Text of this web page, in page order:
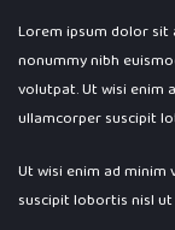
Lorem ipsum dolor sit
nonummy nibh
volutpat. Ut wisi enim
ullamcorper suscipit
Ut wisi enim ad
suscipit lobortis nisl